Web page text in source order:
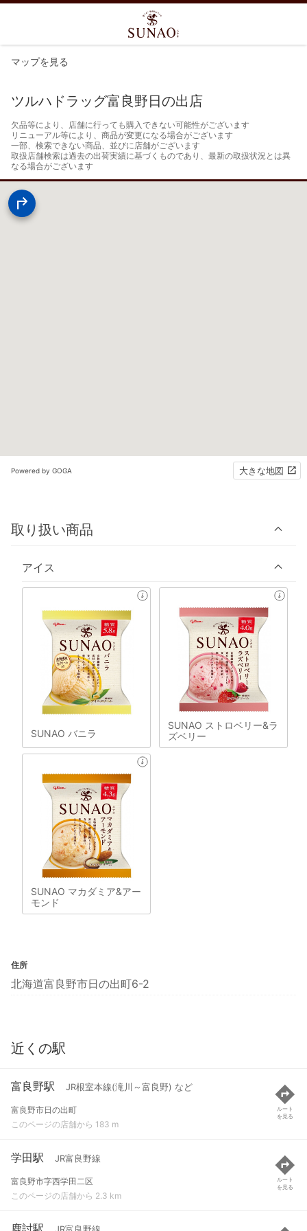
マップを見る
ツルハドラッグ富良野日の出店
欠品等により、店舗に行っても購入できない可能性がございます
リニューアル等により、商品が変更になる場合がございます
一部、検索できない商品、並びに店舗がございます
取扱店舗検索は過去の出荷実績に基づくものであり、最新の取扱状況とは異
なる場合がございます
Powered by GOGA 大きな地図
取り扱い商品
アイス
SUNAO バニラ
SUNAO ストロベリー&ラ
ズベリー
SUNAO マカダミア&アー
モンド
住所
北海道富良野市日の出町6-2
近くの駅
富良野駅 JR根室本線(滝川～富良野) など
富良野市日の出町
このページの店舗から 183 m
ルート
を見る
学田駅 JR富良野線
富良野市字西学田二区
このページの店舗から 2.3 km
ルート
を見る
鹿討駅